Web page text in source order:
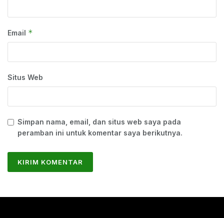
Email *
Situs Web
Simpan nama, email, dan situs web saya pada
peramban ini untuk komentar saya berikutnya.